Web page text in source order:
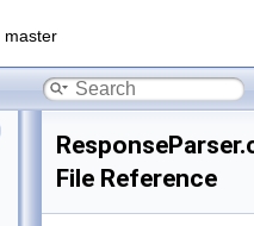
master
File Reference